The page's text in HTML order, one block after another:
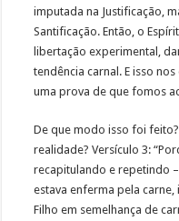
imputada na Justificação,
Santificação. Então, o
libertação experimental,
tendência carnal. E isso
uma prova de que fomos
De que modo isso foi
realidade? Versículo 3:
recapitulando e repetindo
estava enferma pela
Filho em semelhança de